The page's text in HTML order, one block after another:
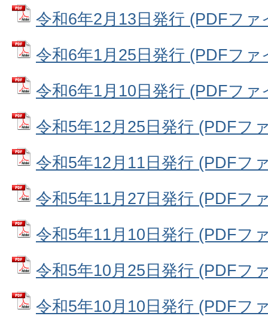
令和6年2月13日発行 (PDFファ
令和6年1月25日発行 (PDFファ
令和6年1月10日発行 (PDFファ
令和5年12月25日発行 (PDFフ
令和5年12月11日発行 (PDFフ
令和5年11月27日発行 (PDFフ
令和5年11月10日発行 (PDFフ
令和5年10月25日発行 (PDFフ
令和5年10月10日発行 (PDFフ